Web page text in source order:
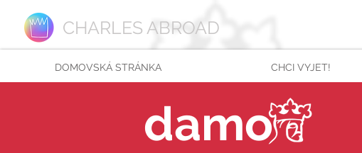
CHARLES ABROAD
DOMOVSKÁ STRÁNKA CHCI VYJET!
damo